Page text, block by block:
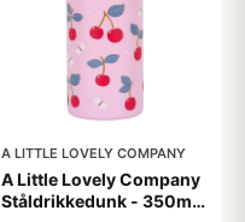
A LITTLE LOVELY COMPANY
A Little Lovely Company
Ståldrikkedunk - 350ml